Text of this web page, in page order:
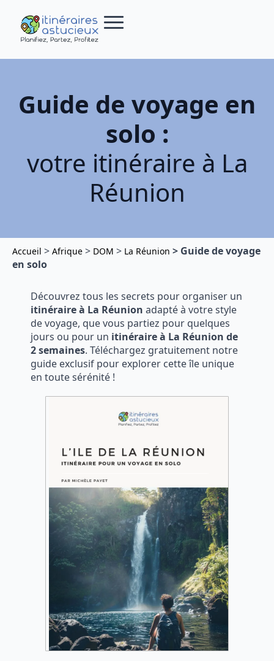
Guide de voyage en
solo :
votre itinéraire à La
Réunion
Accueil > Afrique > DOM > La Réunion > Guide de voyage
en solo
Découvrez tous les secrets pour organiser un
itinéraire à La Réunion adapté à votre style
de voyage, que vous partiez pour quelques
jours ou pour un itinéraire à La Réunion de
2 semaines. Téléchargez gratuitement notre
guide exclusif pour explorer cette île unique
en toute sérénité !